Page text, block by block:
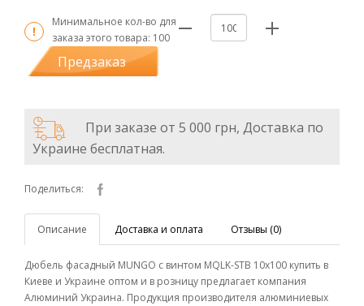
Минимальное кол-во для
заказа этого товара: 100
Предзаказ
При заказе от 5 000 грн, Доставка по
Украине бесплатная.
Поделиться:
Описание Доставка и оплата Отзывы (0)
Дюбель фасадный MUNGO с винтом MQLK-STB 10x100 купить в
Киеве и Украине оптом и в розницу предлагает компания
Алюминий Украина. Продукция производителя алюминиевых